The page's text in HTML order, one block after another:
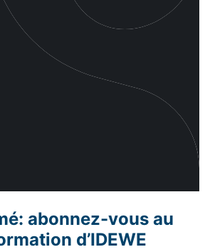
abonnez-vous au
d’IDEWE